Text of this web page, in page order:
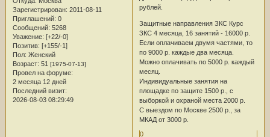
Зарегистрирован: 2011-08-11
Приглашений: 0
Сообщений: 5268
Уважение: [+22/-0]
Позитив: [+155/-1]
Пол: Женский
Возраст: 51 [1975-07-13]
Провел на форуме:
2 месяца 12 дней
Последний визит:
2026-08-03 08:29:49
рублей.
Защитные направления ЗКС Курс
ЗКС 4 месяца, 16 занятий - 16000 р.
Если оплачиваем двумя частями, то
по 9000 р. каждые два месяца.
Можно оплачивать по 5000 р. каждый
месяц.
Индивидуальные занятия на
площадке по защите 1500 р., с
выборкой и охраной места 2000 р.
С выездом по Москве 2500 р., за
МКАД от 3000 р.
0